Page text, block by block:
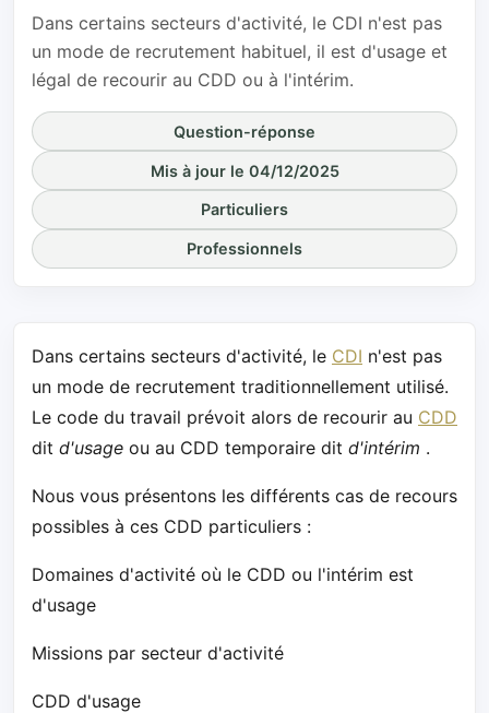
Dans certains secteurs d'activité, le CDI n'est pas
un mode de recrutement habituel, il est d'usage et
légal de recourir au CDD ou à l'intérim.
Question-réponse
Mis à jour le 04/12/2025
Particuliers
Professionnels
Dans certains secteurs d'activité, le CDI n'est pas
un mode de recrutement traditionnellement utilisé.
Le code du travail prévoit alors de recourir au CDD
dit d'usage ou au CDD temporaire dit d'intérim .
Nous vous présentons les différents cas de recours
possibles à ces CDD particuliers :
Domaines d'activité où le CDD ou l'intérim est
d'usage
Missions par secteur d'activité
CDD d'usage